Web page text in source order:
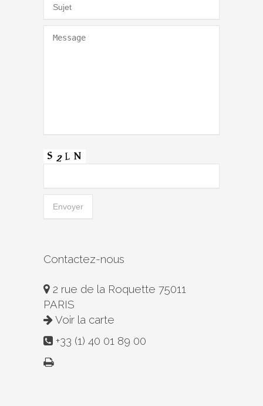
Contactez-nous
2 rue de la Roquette 75011
PARIS
Voir la carte
+33 (1) 40 01 89 00